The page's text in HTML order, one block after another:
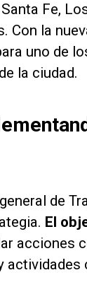
Fe,
Con la
uno de
la ciudad.
de
El
acciones